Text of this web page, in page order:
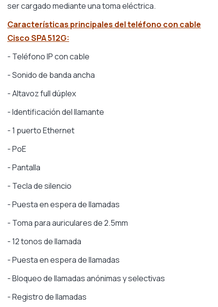
ser cargado mediante una toma eléctrica.
Características principales del teléfono con cable
Cisco SPA 512G:
- Teléfono IP con cable
- Sonido de banda ancha
- Altavoz full dúplex
- Identificación del llamante
- 1 puerto Ethernet
- PoE
- Pantalla
- Tecla de silencio
- Puesta en espera de llamadas
- Toma para auriculares de 2.5mm
- 12 tonos de llamada
- Puesta en espera de llamadas
- Bloqueo de llamadas anónimas y selectivas
- Registro de llamadas